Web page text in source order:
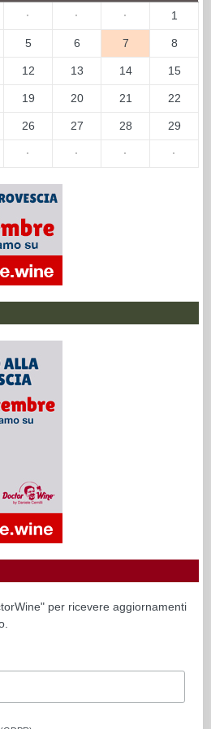
· · · 1
5 6 7 8
12 13 14 15
19 20 21 22
26 27 28 29
· · · ·
per ricevere aggiornamenti